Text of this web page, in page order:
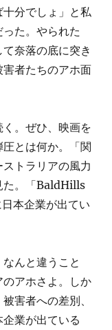
分でしょ」と私
た。やられた
奈落の底に突き
者たちのアホ面
。ぜひ、映画を
とは何か。「関
トラリアの風力
た。「BaldHills
本企業が出てい
んと違うこと
アホさよ。しか
害者への差別、
業が出ている